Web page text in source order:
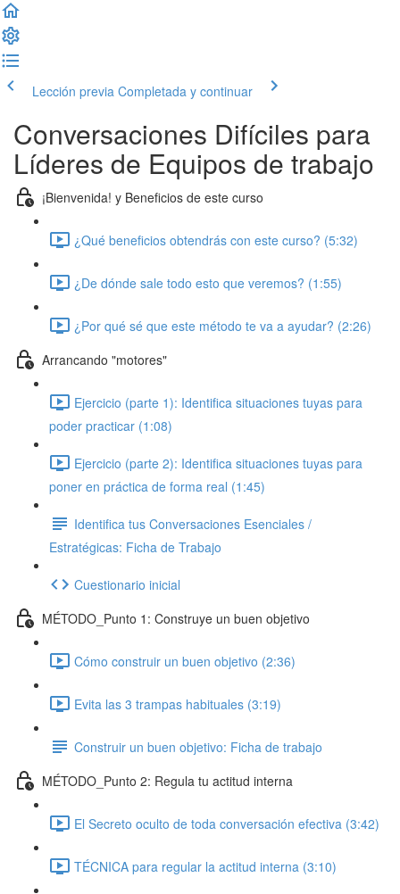
Lección previa Completada y continuar
Conversaciones Difíciles para
Líderes de Equipos de trabajo
¡Bienvenida! y Beneficios de este curso
¿Qué beneficios obtendrás con este curso? (5:32)
¿De dónde sale todo esto que veremos? (1:55)
¿Por qué sé que este método te va a ayudar? (2:26)
Arrancando "motores"
Ejercicio (parte 1): Identifica situaciones tuyas para
poder practicar (1:08)
Ejercicio (parte 2): Identifica situaciones tuyas para
poner en práctica de forma real (1:45)
Identifica tus Conversaciones Esenciales /
Estratégicas: Ficha de Trabajo
Cuestionario inicial
MÉTODO_Punto 1: Construye un buen objetivo
Cómo construir un buen objetivo (2:36)
Evita las 3 trampas habituales (3:19)
Construir un buen objetivo: Ficha de trabajo
MÉTODO_Punto 2: Regula tu actitud interna
El Secreto oculto de toda conversación efectiva (3:42)
TÉCNICA para regular la actitud interna (3:10)